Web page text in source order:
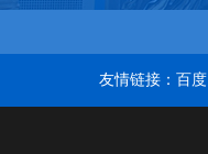
友情链接： 百度